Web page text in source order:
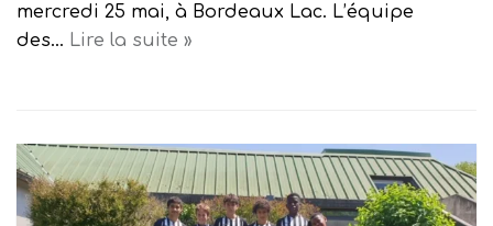
mercredi 25 mai, à Bordeaux Lac. L’équipe
des… Lire la suite »